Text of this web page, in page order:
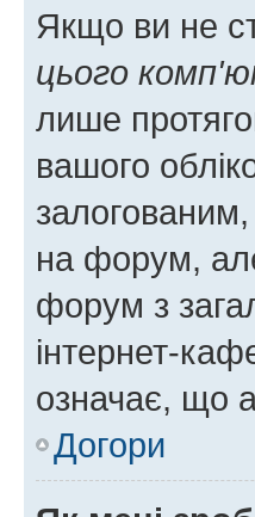
Якщо ви не
цього
лише
вашого
залогованим,
на форум,
форум з
інтернет-
означає, що
Догори